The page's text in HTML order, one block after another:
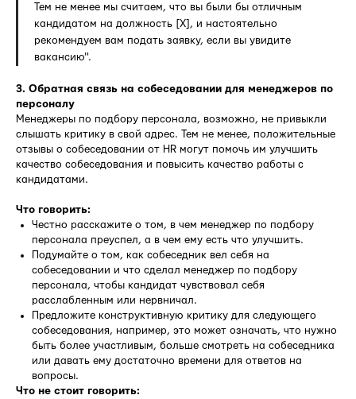
Тем не менее мы считаем, что вы были бы отличным
кандидатом на должность [X], и настоятельно
рекомендуем вам подать заявку, если вы увидите
вакансию".
3. Обратная связь на собеседовании для менеджеров по
персоналу
Менеджеры по подбору персонала, возможно, не привыкли
слышать критику в свой адрес. Тем не менее, положительные
отзывы о собеседовании от HR могут помочь им улучшить
качество собеседования и повысить качество работы с
кандидатами.
Что говорить:
Честно расскажите о том, в чем менеджер по подбору
персонала преуспел, а в чем ему есть что улучшить.
Подумайте о том, как собеседник вел себя на
собеседовании и что сделал менеджер по подбору
персонала, чтобы кандидат чувствовал себя
расслабленным или нервничал.
Предложите конструктивную критику для следующего
собеседования, например, это может означать, что нужно
быть более участливым, больше смотреть на собеседника
или давать ему достаточно времени для ответов на
вопросы.
Что не стоит говорить: